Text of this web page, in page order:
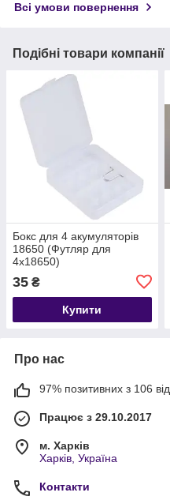
Всі умови повернення
Подібні товари компанії
Бокс для 4 акумуляторів
18650 (Футляр для
4х18650)
35 ₴
Купити
Про нас
97% позитивних з 106
Працює з 29.10.2017
м. Харків
Харків, Україна
Контакти